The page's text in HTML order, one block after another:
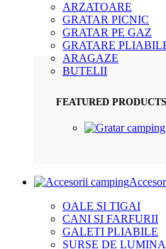
ARZATOARE
GRATAR PICNIC
GRATAR PE GAZ
GRATARE
ARAGAZE
BUTELII
FEATURED PRODUCTS
OALE SI TIGAI
CANI SI FARFURII
GALETI PLIABILE
SURSE DE LUMINA